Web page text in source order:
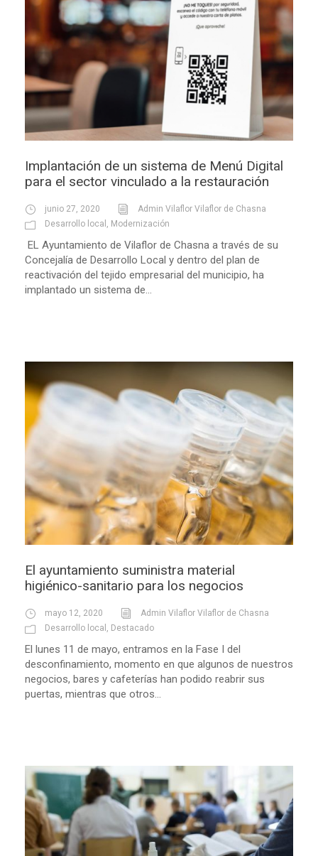
Implantación de un sistema de Menú Digital
para el sector vinculado a la restauración
junio 27, 2020
Admin Vilaflor Vilaflor de Chasna
Desarrollo local , Modernización
EL Ayuntamiento de Vilaflor de Chasna a través de su
Concejalía de Desarrollo Local y dentro del plan de
reactivación del tejido empresarial del municipio, ha
implantado un sistema de...
El ayuntamiento suministra material
higiénico-sanitario para los negocios
mayo 12, 2020
Admin Vilaflor Vilaflor de Chasna
Desarrollo local , Destacado
El lunes 11 de mayo, entramos en la Fase I del
desconfinamiento, momento en que algunos de nuestros
negocios, bares y cafeterías han podido reabrir sus
puertas, mientras que otros...